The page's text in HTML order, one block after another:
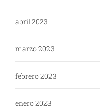
abril 2023
marzo 2023
febrero 2023
enero 2023